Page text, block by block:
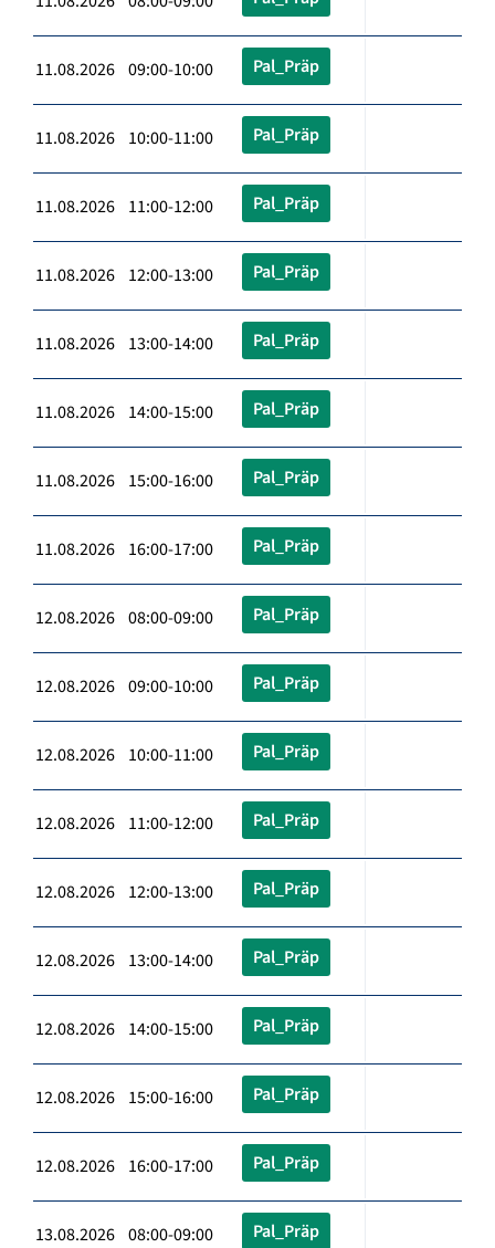
11.08.2026 09:00-10:00 Pal_Präp
11.08.2026 10:00-11:00 Pal_Präp
11.08.2026 11:00-12:00 Pal_Präp
11.08.2026 12:00-13:00 Pal_Präp
11.08.2026 13:00-14:00 Pal_Präp
11.08.2026 14:00-15:00 Pal_Präp
11.08.2026 15:00-16:00 Pal_Präp
11.08.2026 16:00-17:00 Pal_Präp
12.08.2026 08:00-09:00 Pal_Präp
12.08.2026 09:00-10:00 Pal_Präp
12.08.2026 10:00-11:00 Pal_Präp
12.08.2026 11:00-12:00 Pal_Präp
12.08.2026 12:00-13:00 Pal_Präp
12.08.2026 13:00-14:00 Pal_Präp
12.08.2026 14:00-15:00 Pal_Präp
12.08.2026 15:00-16:00 Pal_Präp
12.08.2026 16:00-17:00 Pal_Präp
13.08.2026 08:00-09:00 Pal_Präp